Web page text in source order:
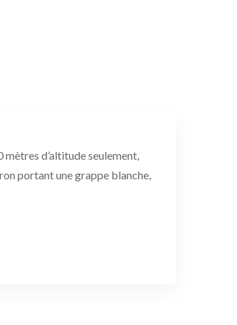
d’altitude seulement,
portant une grappe blanche,